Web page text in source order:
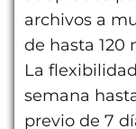
archivos a
de hasta 120
La
semana
previo de 7